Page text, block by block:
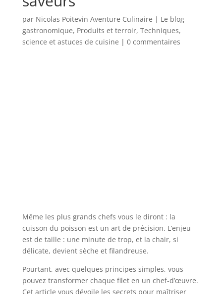
par Nicolas Poitevin Aventure Culinaire | Le blog
gastronomique, Produits et terroir, Techniques,
science et astuces de cuisine | 0 commentaires
Même les plus grands chefs vous le diront : la
cuisson du poisson est un art de précision. L’enjeu
est de taille : une minute de trop, et la chair, si
délicate, devient sèche et filandreuse.
Pourtant, avec quelques principes simples, vous
pouvez transformer chaque filet en un chef-d’œuvre.
Cet article vous dévoile les secrets pour maîtriser